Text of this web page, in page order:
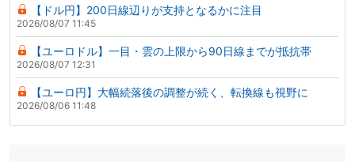
【ドル円】200日線辺りが支持となるかに注目
2026/08/07 11:45
【ユーロドル】一目・雲の上限から90日線までが抵抗帯
2026/08/07 12:31
【ユーロ円】大幅続落後の調整が続く、転換線も視野に
2026/08/06 11:48